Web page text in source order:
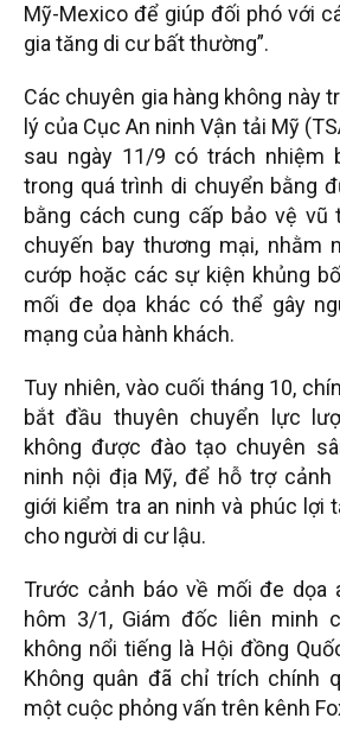
Mỹ-Mexico để giúp đối phó với
gia tăng di cư bất thường”.
Các chuyên gia hàng không này
lý của Cục An ninh Vận tải Mỹ
sau ngày 11/9 có trách nhiệm
trong quá trình di chuyển bằng
bằng cách cung cấp bảo vệ vũ
chuyến bay thương mại, nhằm
cướp hoặc các sự kiện khủng
mối đe dọa khác có thể gây
mạng của hành khách.
Tuy nhiên, vào cuối tháng 10,
bắt đầu thuyên chuyển lực
không được đào tạo chuyên
ninh nội địa Mỹ, để hỗ trợ cảnh
giới kiểm tra an ninh và phúc lợi
cho người di cư lậu.
Trước cảnh báo về mối đe dọa
hôm 3/1, Giám đốc liên minh
không nổi tiếng là Hội đồng
Không quân đã chỉ trích chính
một cuộc phỏng vấn trên kênh